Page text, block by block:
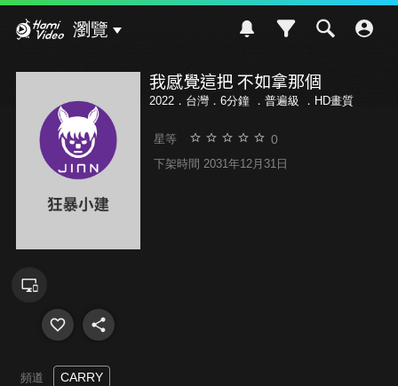
瀏覽
我感覺這把 不如拿那個
2022．台灣．6分鐘 ． 普遍級 ．HD畫質
星等 0
下架時間 2031年12月31日
頻道 CARRY